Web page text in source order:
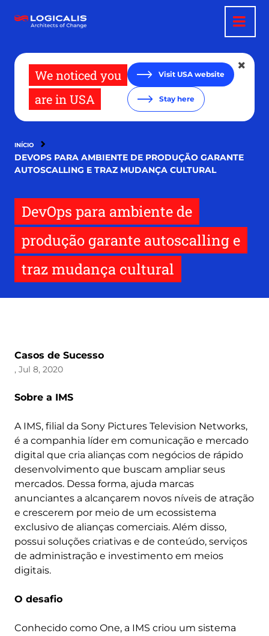
para
We noticed you
are in USA
Visit USA website
Stay here
INÍCIO
DEVOPS PARA AMBIENTE DE PRODUÇÃO GARANTE
AUTOSCALLING E TRAZ MUDANÇA CULTURAL
DevOps para ambiente de
produção garante autoscalling e
traz mudança cultural
Casos de Sucesso
, Jul 8, 2020
Sobre a IMS
A IMS, filial da Sony Pictures Television Networks,
é a companhia líder em comunicação e mercado
digital que cria alianças com negócios de rápido
desenvolvimento que buscam ampliar seus
mercados. Dessa forma, ajuda marcas
anunciantes a alcançarem novos níveis de atração
e crescerem por meio de um ecossistema
exclusivo de alianças comerciais. Além disso,
possui soluções criativas e de conteúdo, serviços
de administração e investimento em meios
digitais.
O desafio
Conhecido como One, a IMS criou um sistema